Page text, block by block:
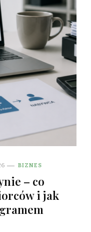
BIZNES
– co
i jak